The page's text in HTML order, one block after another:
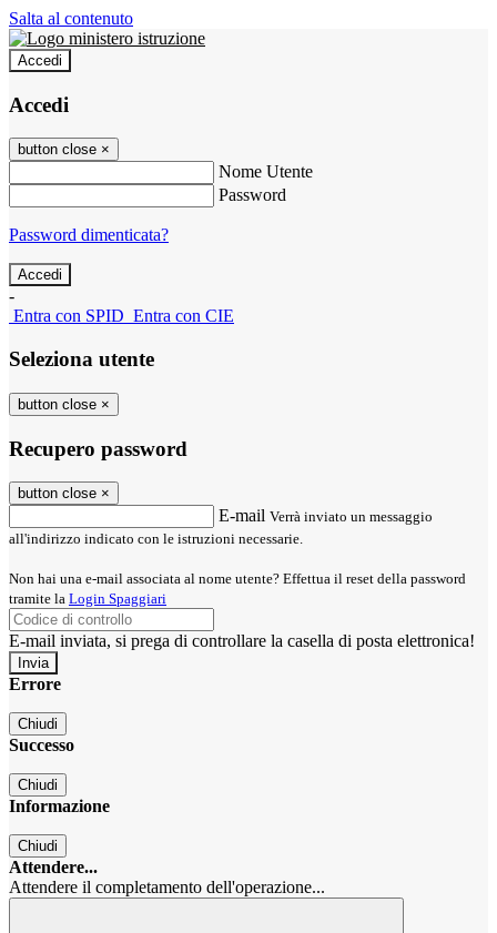
Salta al contenuto
Accedi
Accedi
button close ×
Nome Utente
Password
Password dimenticata?
-
Entra con SPID Entra con CIE
Seleziona utente
button close ×
Recupero password
button close ×
E-mail Verrà inviato un messaggio
all'indirizzo indicato con le istruzioni necessarie.
Non hai una e-mail associata al nome utente? Effettua il reset della password
tramite la Login Spaggiari
E-mail inviata, si prega di controllare la casella di posta elettronica!
Errore
Chiudi
Successo
Chiudi
Informazione
Chiudi
Attendere...
Attendere il completamento dell'operazione...